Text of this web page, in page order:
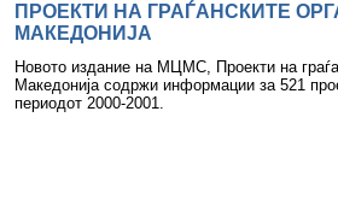
ПРОЕКТИ НА ГРАЃАНСКИТЕ
МАКЕДОНИЈА
Новото издание на МЦМС, Проекти на
Македонија содржи информации за 521
периодот 2000-2001.